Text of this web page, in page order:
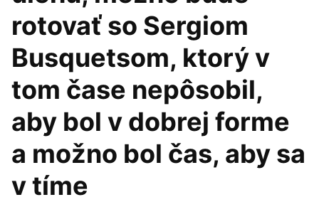
rotovať so Sergiom
Busquetsom, ktorý v
tom čase nepôsobil,
aby bol v dobrej forme
a možno bol čas, aby sa
v tíme